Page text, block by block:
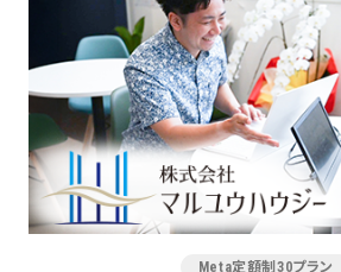
Meta定額制30プラン